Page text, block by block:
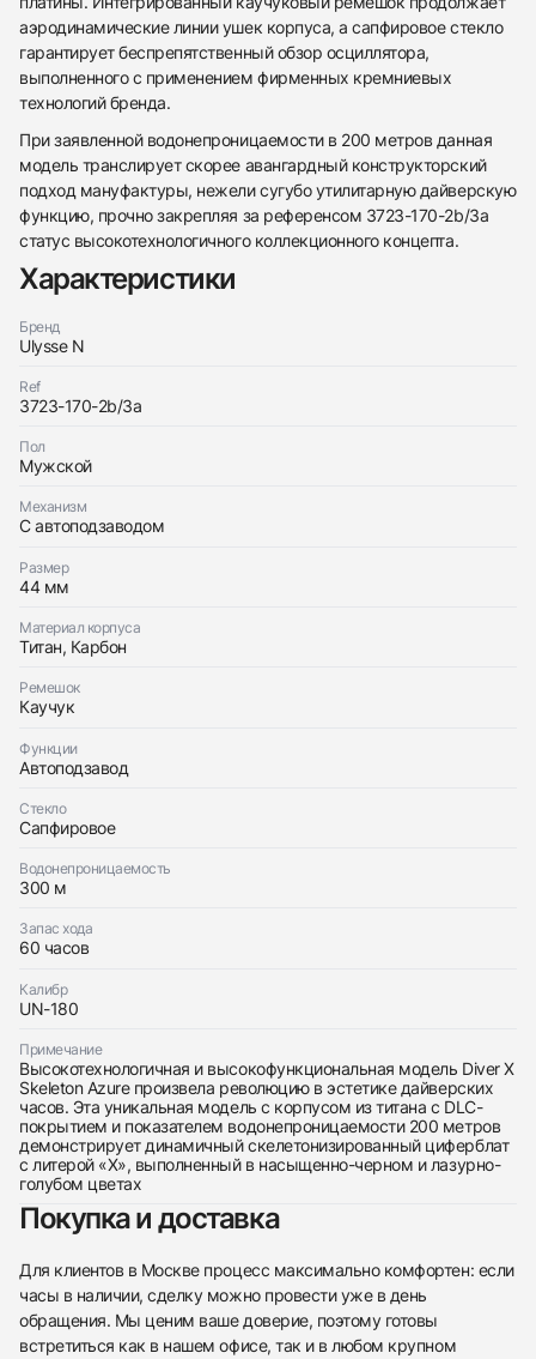
аэродинамические линии ушек корпуса, а сапфировое стекло
гарантирует беспрепятственный обзор осциллятора,
выполненного с применением фирменных кремниевых
технологий бренда.
При заявленной водонепроницаемости в 200 метров данная
модель транслирует скорее авангардный конструкторский
подход мануфактуры, нежели сугубо утилитарную дайверскую
функцию, прочно закрепляя за референсом 3723-170-2b/3a
статус высокотехнологичного коллекционного концепта.
Характеристики
Бренд
Ulysse N
Ref
3723-170-2b/3a
Пол
Мужской
Механизм
С автоподзаводом
Размер
44 мм
Материал корпуса
Титан, Карбон
Ремешок
Каучук
Функции
Автоподзавод
Стекло
Сапфировое
Водонепроницаемость
300 м
Запас хода
60 часов
Калибр
UN-180
Примечание
Высокотехнологичная и высокофункциональная модель Diver X
Skeleton Azure произвела революцию в эстетике дайверских
часов. Эта уникальная модель с корпусом из титана с DLC-
покрытием и показателем водонепроницаемости 200 метров
демонстрирует динамичный скелетонизированный циферблат
с литерой «X», выполненный в насыщенно-черном и лазурно-
голубом цветах
Покупка и доставка
Для клиентов в Москве процесс максимально комфортен: если
часы в наличии, сделку можно провести уже в день
обращения. Мы ценим ваше доверие, поэтому готовы
встретиться как в нашем офисе, так и в любом крупном
Купить эти часы
с вами
Трейд-ин часов
Оставьте ваши контактные данные и мы свяжемся
Ulysse N
Diver X Skeleton Azure 44 mm